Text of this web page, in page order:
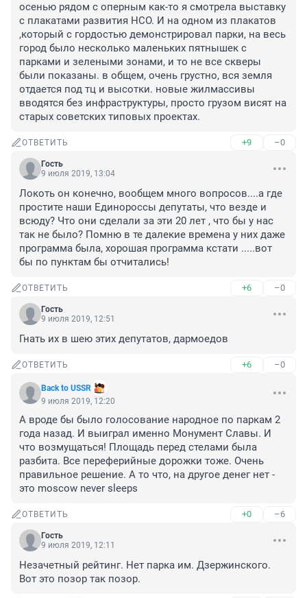
осенью рядом с оперным как-то я смотрела выставку
с плакатами развития НСО. И на одном из плакатов
,который с гордостью демонстрировал парки, на весь
город было несколько маленьких пятнышек с
парками и зелеными зонами, и то не все скверы
были показаны. в общем, очень грустно, вся земля
отдается под тц и высотки. новые жилмассивы
вводятся без инфраструктуры, просто грузом висят на
старых советских типовых проектах.
ОТВЕТИТЬ +9 –0
Гость
9 июля 2019, 13:04
Локоть он конечно, вообщем много вопросов....а где
простите наши Единороссы депутаты, что везде и
всюду? Что они сделали за эти 20 лет , что бы у нас
так не было? Помню в те далекие времена у них даже
программа была, хорошая программа кстати .....вот
бы по пунктам бы отчитались!
ОТВЕТИТЬ +6 –0
Гость
9 июля 2019, 12:51
Гнать их в шею этих депутатов, дармоедов
ОТВЕТИТЬ +6 –0
Back to USSR
9 июля 2019, 12:20
А вроде бы было голосование народное по паркам 2
года назад. И выиграл именно Монумент Славы. И
что возмущаться! Площадь перед стелами была
разбита. Все переферийные дорожки тоже. Очень
правильное решение. А то что, на другое денег нет -
это moscow never sleeps
ОТВЕТИТЬ +0 –6
Гость
9 июля 2019, 12:11
Незачетный рейтинг. Нет парка им. Дзержинского.
Вот это позор так позор.